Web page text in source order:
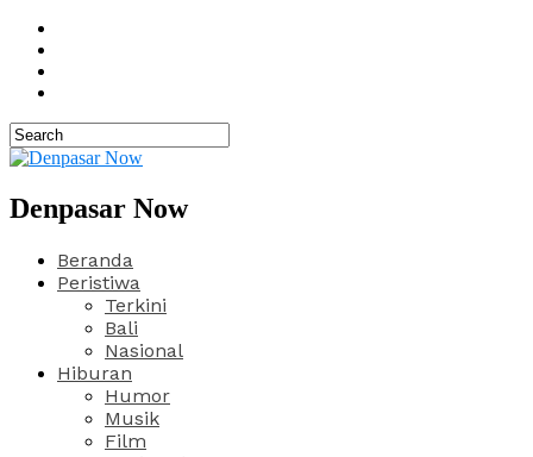
Denpasar Now
Beranda
Peristiwa
Terkini
Bali
Nasional
Hiburan
Humor
Musik
Film